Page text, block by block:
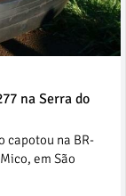
na Serra do
capotou na BR-
em São